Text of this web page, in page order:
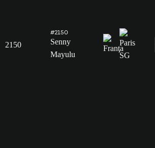
2150
#2150
Senny
Mayulu